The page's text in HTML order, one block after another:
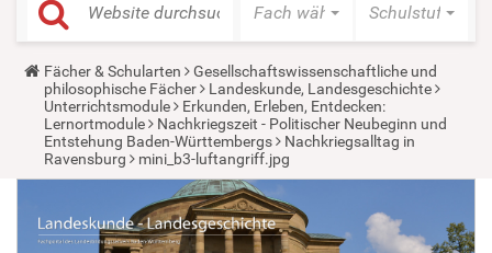
Fach wählen Schulstufe
Y
o
u
a
r
e
h
e
:
Fächer & Schularten
Gesellschaftswissenschaftliche und
philosophische Fächer
Landeskunde, Landesgeschichte
Unterrichtsmodule
Erkunden, Erleben, Entdecken:
Lernortmodule
Nachkriegszeit - Politischer Neubeginn und
Entstehung Baden-Württembergs
Nachkriegsalltag in
Ravensburg
mini_b3-luftangriff.jpg